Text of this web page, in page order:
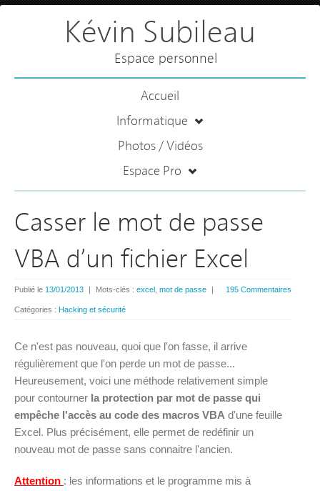
Kévin Subileau
Espace personnel
Accueil
Informatique
Photos / Vidéos
Espace Pro
Casser le mot de passe
VBA d’un fichier Excel
195 Commentaires
Publié le 13/01/2013 | Mots-clés : excel mot de passe |
Catégories : Hacking et sécurité
Ce n'est pas nouveau, quoi que l'on fasse, il arrive
régulièrement que l'on perde un mot de passe...
Heureusement, voici une méthode relativement simple
pour contourner la protection par mot de passe qui
empêche l'accès au code des macros VBA d'une feuille
Excel. Plus précisément, elle permet de redéfinir un
nouveau mot de passe sans connaitre l'ancien.
Attention : les informations et le programme mis à